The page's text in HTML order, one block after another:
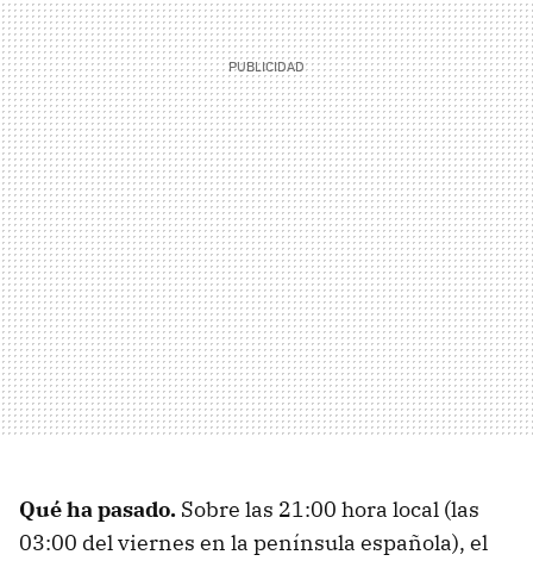
Quéha pasado. Sobre las 21:00 hora local (las
03:00 del viernes en la península española), el